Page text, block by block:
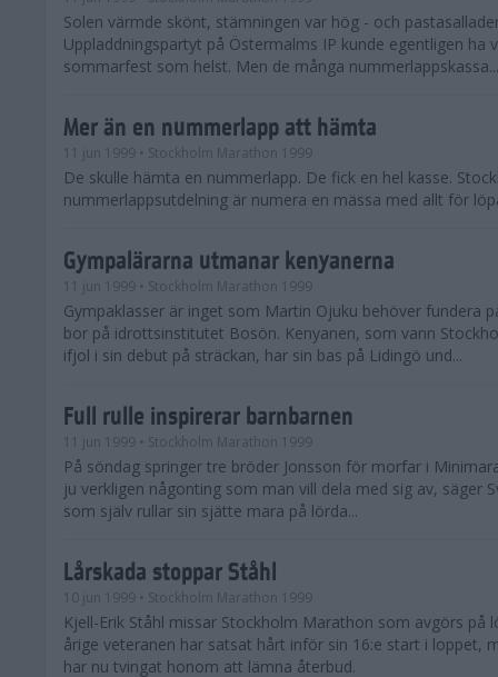
Solen värmde skönt, stämningen var hög - och
Uppladdningspartyt på Östermalms IP kunde egentligen ha
sommarfest som helst. Men de många nummerlappskassa...
Mer än en nummerlapp att hämta
11 jun 1999 • Stockholm Marathon 1999
De skulle hämta en nummerlapp. De fick en hel kasse.
nummerlappsutdelning är numera en mässa med allt för
Gympalärarna utmanar kenyanerna
11 jun 1999 • Stockholm Marathon 1999
Gympaklasser är inget som Martin Ojuku behöver fundera
bor på idrottsinstitutet Bosön. Kenyanen, som vann
ifjol i sin debut på sträckan, har sin bas på Lidingö und...
Full rulle inspirerar barnbarnen
11 jun 1999 • Stockholm Marathon 1999
På söndag springer tre bröder Jonsson för morfar i
ju verkligen någonting som man vill dela med sig av, säger
som själv rullar sin sjätte mara på lörda...
Lårskada stoppar Ståhl
10 jun 1999 • Stockholm Marathon 1999
Kjell-Erik Ståhl missar Stockholm Marathon som avgörs på
årige veteranen har satsat hårt inför sin 16:e start i loppet,
har nu tvingat honom att lämna återbud.